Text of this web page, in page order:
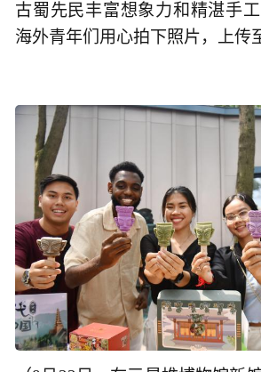
古蜀先民丰富想象力和精湛手工
海外青年们用心拍下照片，上传